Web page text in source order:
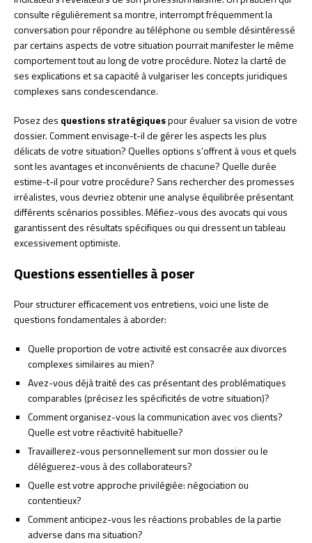
consulte régulièrement sa montre, interrompt fréquemment la
conversation pour répondre au téléphone ou semble désintéressé
par certains aspects de votre situation pourrait manifester le même
comportement tout au long de votre procédure. Notez la clarté de
ses explications et sa capacité à vulgariser les concepts juridiques
complexes sans condescendance.
Posez des questions stratégiquespour évaluer sa vision de votre
dossier. Comment envisage-t-il de gérer les aspects les plus
délicats de votre situation? Quelles options s’offrent à vous et quels
sont les avantages et inconvénients de chacune? Quelle durée
estime-t-il pour votre procédure? Sans rechercher des promesses
irréalistes, vous devriez obtenir une analyse équilibrée présentant
différents scénarios possibles. Méfiez-vous des avocats qui vous
garantissent des résultats spécifiques ou qui dressent un tableau
excessivement optimiste.
Questions essentielles à poser
Pour structurer efficacement vos entretiens, voici une liste de
questions fondamentales à aborder:
Quelle proportion de votre activité est consacrée aux divorces
complexes similaires au mien?
Avez-vous déjà traité des cas présentant des problématiques
comparables (précisez les spécificités de votre situation)?
Comment organisez-vous la communication avec vos clients?
Quelle est votre réactivité habituelle?
Travaillerez-vous personnellement sur mon dossier ou le
déléguerez-vous à des collaborateurs?
Quelle est votre approche privilégiée: négociation ou
contentieux?
Comment anticipez-vous les réactions probables de la partie
adverse dans ma situation?